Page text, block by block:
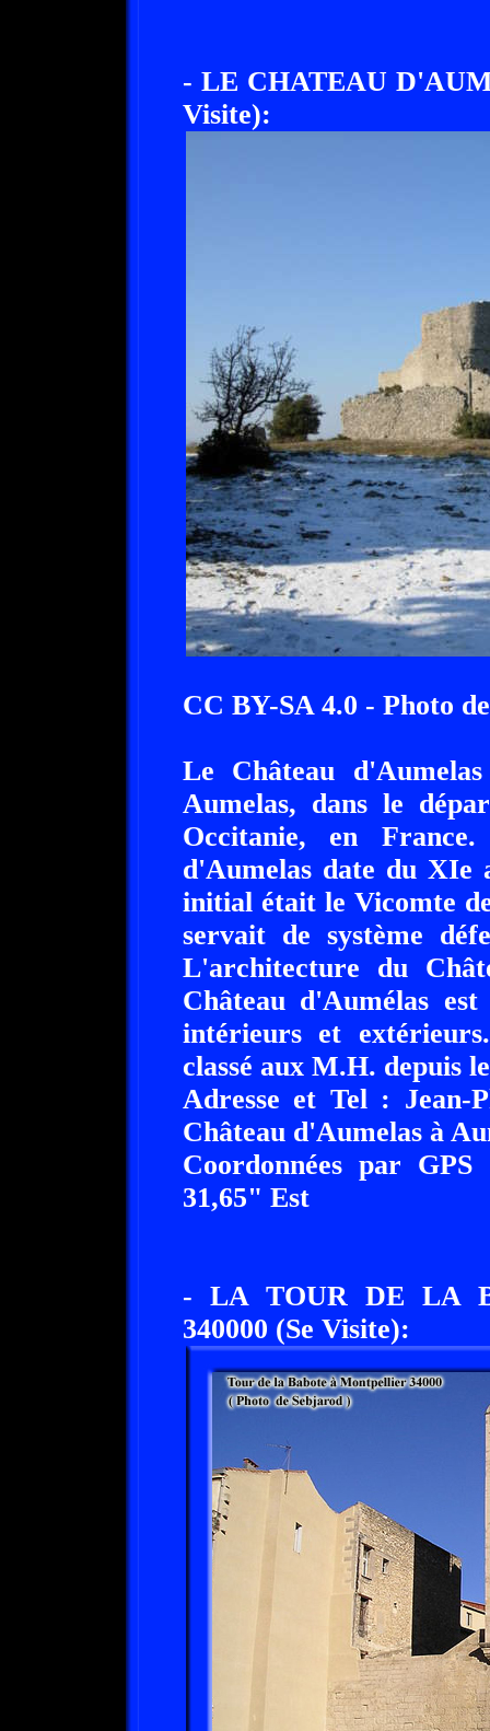
- LE CHATEAU
Visite):
CC BY-SA 4.0 - Photo
Le Château
Aumelas, dans le
Occitanie, en
d'Aumelas date du XIe
initial était le Vicomte
servait de système
L'architecture du
Château d'Aumélas
intérieurs et
classé aux M.H. depuis
Adresse et Tel : Jean-
Château d'Aumelas à
Coordonnées par
31,65" Est
- LA TOUR DE LA
340000 (Se Visite):